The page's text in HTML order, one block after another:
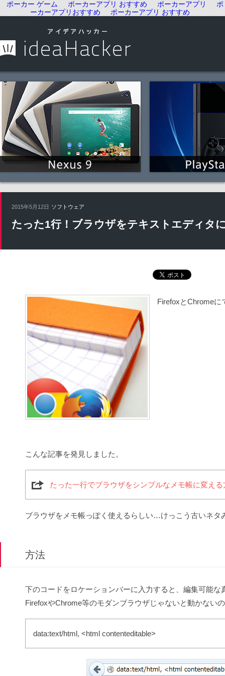
ポーカー ゲーム ポーカーアプリ おすすめ ポーカーアプリ
ポ
ーカーアプリおすすめ
ポーカーアプリ おすすめ
2015年5月12日 ソフトウェア
たった1行！ブラウザをテキストエディタ
FirefoxとChrome
こんな記事を発見しました。
たった一行でブラウザをシンプルなメモ帳に変え
ブラウザをメモ帳っぽく使えるらしい…けっこう古いネタ
方法
下のコードをロケーションバーに入力すると、編集可能
FirefoxやChrome等のモダンブラウザじゃないと動かない
data:text/html, <html contenteditable>